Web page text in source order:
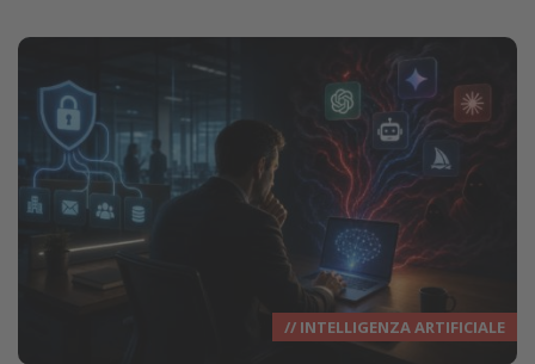
// INTELLIGENZA ARTIFICIALE